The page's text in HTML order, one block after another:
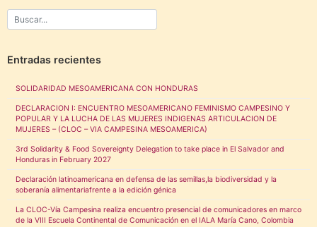
Entradas recientes
SOLIDARIDAD MESOAMERICANA CON HONDURAS
DECLARACION I: ENCUENTRO MESOAMERICANO FEMINISMO CAMPESINO Y
POPULAR Y LA LUCHA DE LAS MUJERES INDIGENAS ARTICULACION DE
MUJERES – (CLOC – VIA CAMPESINA MESOAMERICA)
3rd Solidarity & Food Sovereignty Delegation to take place in El Salvador and
Honduras in February 2027
Declaración latinoamericana en defensa de las semillas,la biodiversidad y la
soberanía alimentariafrente a la edición génica
La CLOC-Vía Campesina realiza encuentro presencial de comunicadores en marco
de la VIII Escuela Continental de Comunicación en el IALA María Cano, Colombia